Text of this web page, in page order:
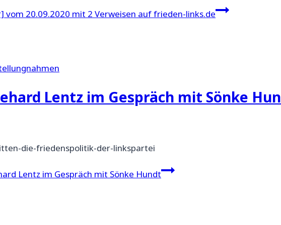
20.09.2020 mit 2 Verweisen auf frieden-links.de
Lentz im Gespräch mit Sönke
die-friedenspolitik-der-linkspartei
Lentz im Gespräch mit Sönke Hundt